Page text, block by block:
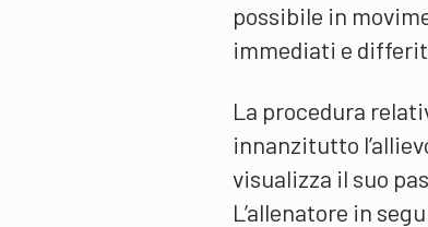
possibile in
immediati e
La procedura
innanzitutto
visualizza il suo
L’allenatore in